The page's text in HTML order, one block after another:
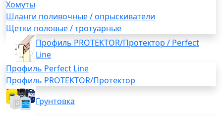
Хомуты
Шланги поливочные / опрыскиватели
Щетки половые / тротуарные
Профиль PROTEKTOR/Протектор / Perfect
Line
Профиль Perfect Line
Профиль PROTEKTOR/Протектор
Грунтовка